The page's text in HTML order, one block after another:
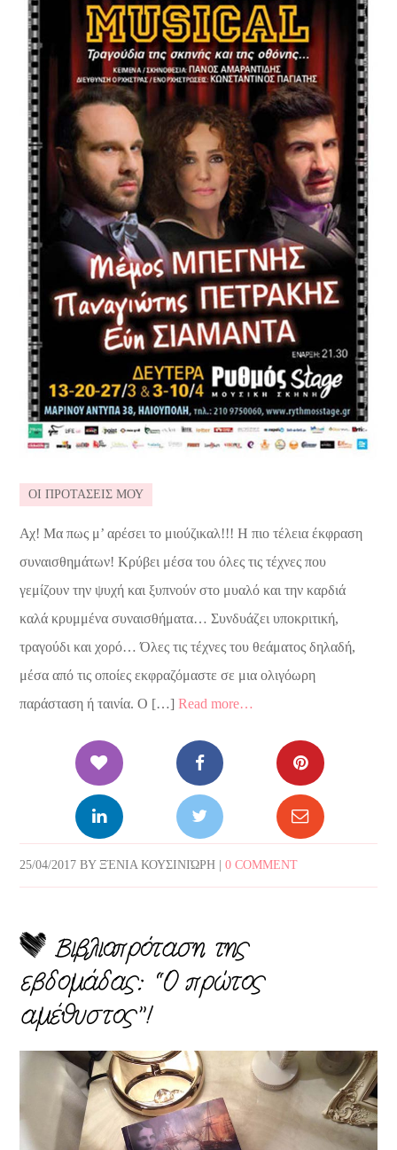
ΟΙ ΠΡΟΤΑΣΕΙΣ ΜΟΥ
Αχ! Μα πως μ’ αρέσει το μιούζικαλ!!! Η πιο τέλεια έκφραση
συναισθημάτων! Κρύβει μέσα του όλες τις τέχνες που
γεμίζουν την ψυχή και ξυπνούν στο μυαλό και την καρδιά
καλά κρυμμένα συναισθήματα… Συνδυάζει υποκριτική,
τραγούδι και χορό… Όλες τις τέχνες του θεάματος δηλαδή,
μέσα από τις οποίες εκφραζόμαστε σε μια ολιγόωρη
παράσταση ή ταινία. Ο […]Read more…
25/04/2017 BYΞΈΝΙΑ ΚΟΥΣΙΝΙΏΡΗ |0 COMMENT
Βιβλιοπρόταση της
εβδομάδας: “Ο πρώτος
αμέθυστος”!